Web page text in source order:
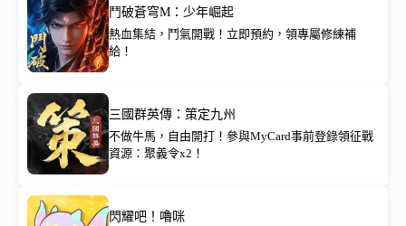
鬥破蒼穹M：少年崛起
熱血集結，鬥氣開戰！立即預約，領專屬修練補
給！
三國群英傳：策定九州
不做牛馬，自由開打！參與MyCard事前登錄領征戰
資源：聚義令x2！
閃耀吧！嚕咪